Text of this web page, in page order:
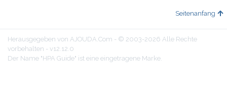
Seitenanfang
Herausgegeben von AJOUDA.Com - © 2003-2026 Alle Rechte
vorbehalten - v12.12.0
Der Name "HPA Guide" ist eine eingetragene Marke.